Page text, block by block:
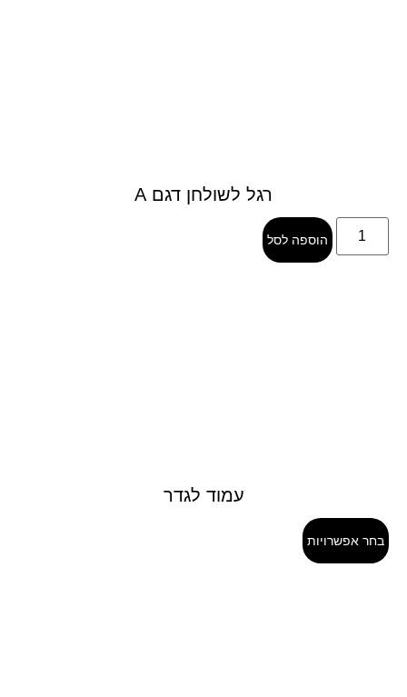
רגל לשולחן דגם A
הוספה לסל
עמוד לגדר
בחר אפשרויות